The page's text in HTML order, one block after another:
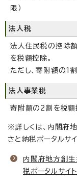
限）
法人税
法人住民税の控除
を税額控除。
ただし、寄附額の1
法人事業税
寄附額の2割を税額
※詳しくは、内閣府
さと納税ポータルサイ
内閣府地方創生
税ポータルサイト